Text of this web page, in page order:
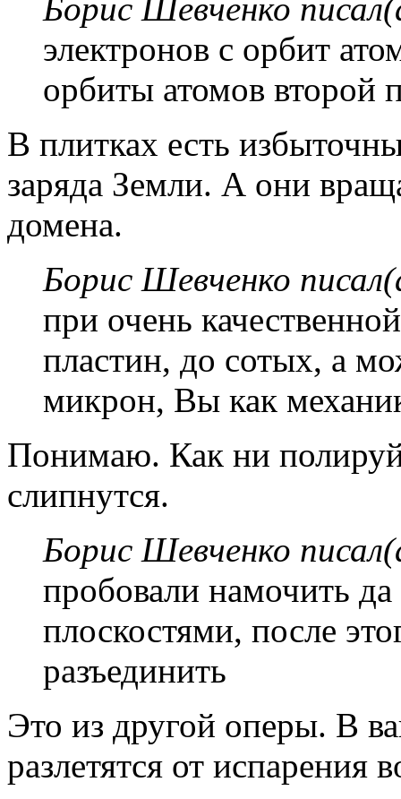
Борис Шевченко
электронов с орбит
орбиты атомов второй
В плитках есть
заряда Земли. А они
домена.
Борис Шевченко
при очень
пластин, до сотых, а
микрон, Вы как
Понимаю. Как ни
слипнутся.
Борис Шевченко
пробовали намочить
плоскостями, после
разъединить
Это из другой оперы. В
разлетятся от испарения